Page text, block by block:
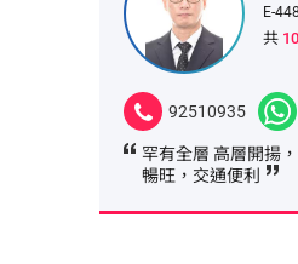
E-
共
92510935
罕有全層 高層開揚
暢旺，交通便利